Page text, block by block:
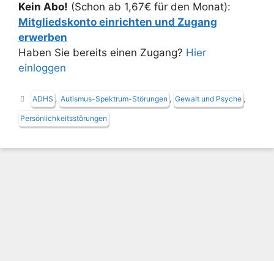
Kein Abo! (Schon ab 1,67€ für den Monat):
Mitgliedskonto einrichten und Zugang
erwerben
Haben Sie bereits einen Zugang? Hier
einloggen
Schlagwörter
ADHS , Autismus-Spektrum-Störungen , Gewalt und Psyche ,
Persönlichkeitsstörungen